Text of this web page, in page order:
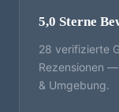
5,0 Sterne
28 verifizierte
Rezensionen
& Umgebung.